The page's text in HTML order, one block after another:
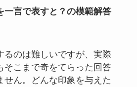
一言で表すと？の模範解答
るのは難しいですが、実際
そこまで奇をてらった回答
せん。どんな印象を与えた